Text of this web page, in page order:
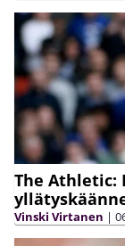
The Athletic:
Vinski Virtanen |